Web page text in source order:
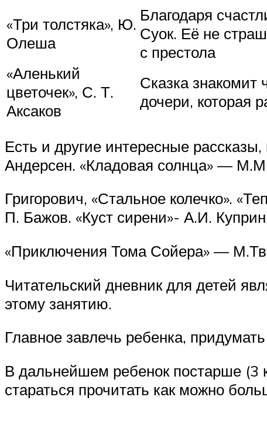
«Три толстяка», Ю.
Олеша
Благодаря
Суок. Её не
с престола
«Аленький
цветочек», С. Т.
Аксаков
Сказка
дочери, которая
Есть и другие интересные
Андерсен. «Кладовая солнца» —
Григорович, «Стальное колечко».
П. Бажов. «Куст сирени»- А.И.
«Приключения Тома Сойера» —
Читательский дневник для детей
этому занятию.
Главное завлечь ребенка,
В дальнейшем ребенок постарше (3
стараться прочитать как можно